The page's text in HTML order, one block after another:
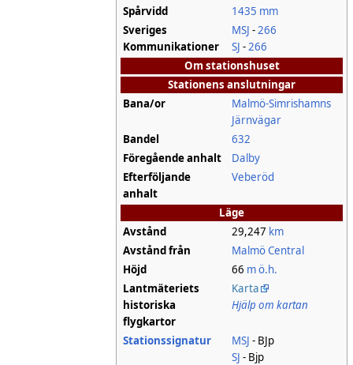
Spårvidd
1435 mm
Sveriges
Kommunikationer
MSJ -266
SJ -266
Om stationshuset
Stationens anslutningar
Bana/or
Malmö-Simrishamns
Järnvägar
Bandel
632
Föregående anhalt
Dalby
Efterföljande
anhalt
Veberöd
Läge
Avstånd
29,247 km
Avstånd från
Malmö Central
Höjd
66 m ö.h.
Lantmäteriets
historiska
flygkartor
Karta
Hjälp om kartan
Stationssignatur MSJ - BJp
SJ - Bjp